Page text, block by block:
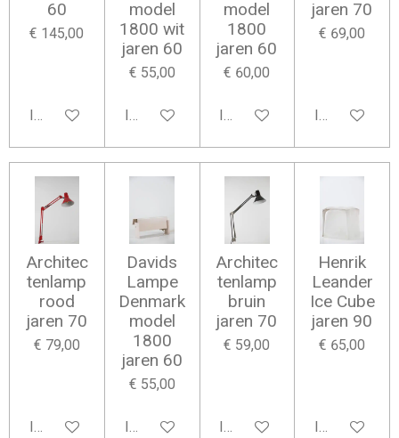
60
€ 145,00
In winkelwagen
model
1800 wit
jaren 60
€ 55,00
In winkelwagen
model
1800
jaren 60
€ 60,00
In winkelwagen
jaren 70
€ 69,00
In
Architec
tenlamp
rood
jaren 70
€ 79,00
In winkelwagen
Davids
Lampe
Denmark
model
1800
jaren 60
€ 55,00
In winkelwagen
Architec
tenlamp
bruin
jaren 70
€ 59,00
In winkelwagen
Henrik
Leander
Ice Cube
jaren 90
€ 65,00
In